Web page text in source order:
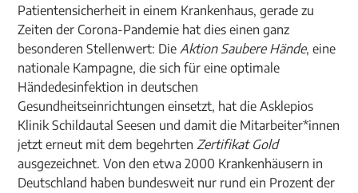
Patientensicherheit in einem Krankenhaus, gerade zu
Zeiten der Corona-Pandemie hat dies einen ganz
besonderen Stellenwert: DieAktion Saubere Hände, eine
nationale Kampagne, die sich für eine optimale
Händedesinfektion in deutschen
Gesundheitseinrichtungen einsetzt, hat die Asklepios
Klinik Schildautal Seesen und damit die Mitarbeiter*innen
jetzt erneut mit dem begehrtenZertifikat Gold
ausgezeichnet. Von den etwa 2000 Krankenhäusern in
Deutschland haben bundesweit nur rund ein Prozent der